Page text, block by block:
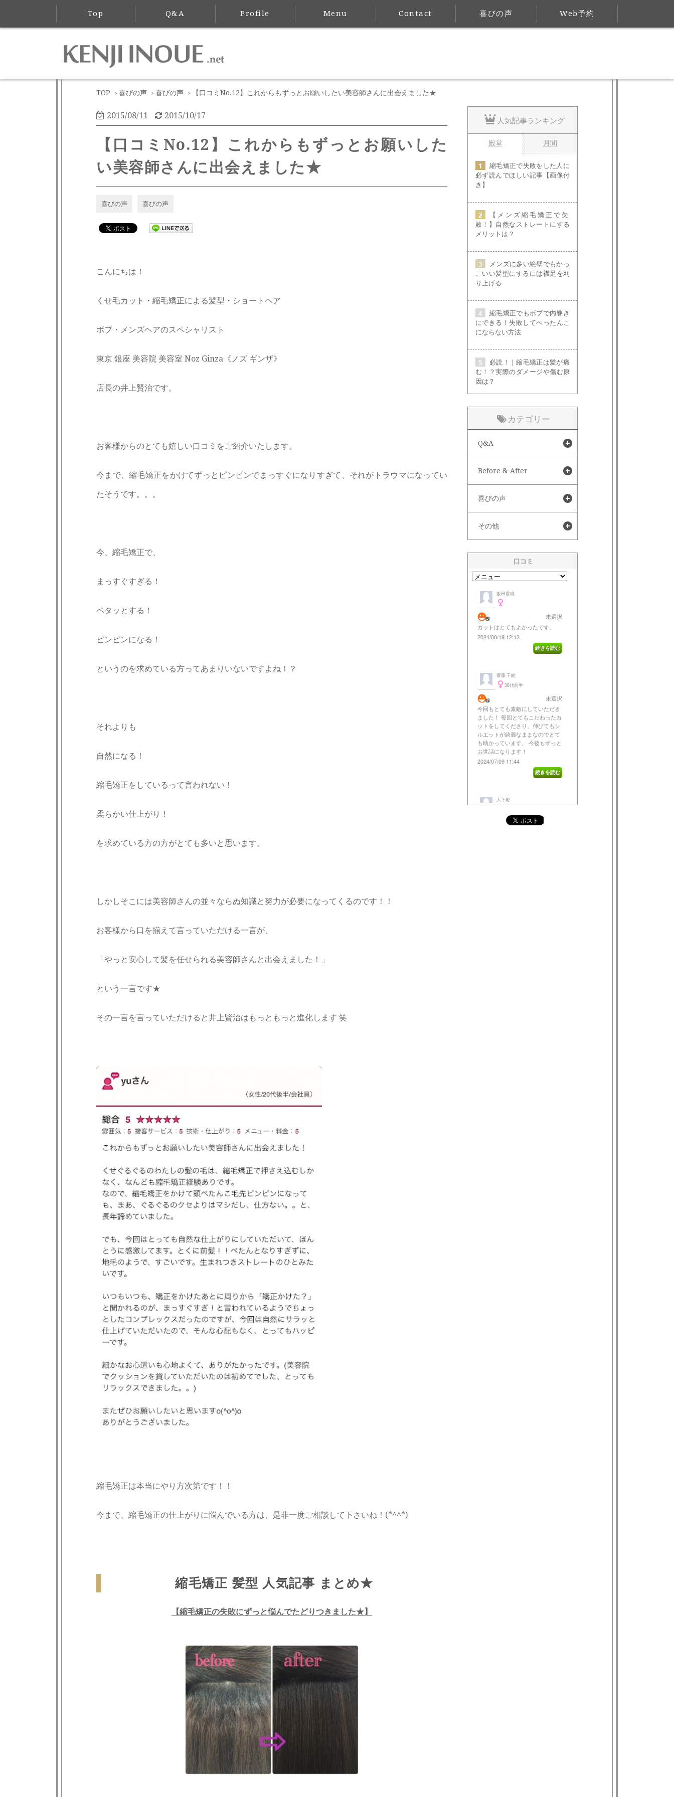
Top Q&A Profile Menu Contact 喜びの声 Web予約
TOP > 喜びの声 > 喜びの声 > 【口コミNo.12】これからもずっとお願いしたい美容師さんに出会えました★
2015/08/11 2015/10/17
【口コミNo.12】これからもずっとお願いした
い美容師さんに出会えました★
喜びの声 喜びの声
こんにちは！
くせ毛カット・縮毛矯正による髪型・ショートヘア
ボブ・メンズヘアのスペシャリスト
東京 銀座 美容院 美容室 Noz Ginza《ノズ ギンザ》
店長の井上賢治です。
お客様からのとても嬉しい口コミをご紹介いたします。
今まで、縮毛矯正をかけてずっとピンピンでまっすぐになりすぎて、それがトラウマになってい
たそうです。。。
今、縮毛矯正で、
まっすぐすぎる！
ペタッとする！
ピンピンになる！
というのを求めている方ってあまりいないですよね！？
それよりも
自然になる！
縮毛矯正をしているって言われない！
柔らかい仕上がり！
を求めている方の方がとても多いと思います。
しかしそこには美容師さんの並々ならぬ知識と努力が必要になってくるのです！！
お客様から口を揃えて言っていただける一言が、
「やっと安心して髪を任せられる美容師さんと出会えました！」
という一言です★
その一言を言っていただけると井上賢治はもっともっと進化します 笑
縮毛矯正は本当にやり方次第です！！
今まで、縮毛矯正の仕上がりに悩んでいる方は、是非一度ご相談して下さいね！(*^^*)
縮毛矯正 髪型 人気記事 まとめ★
【縮毛矯正の失敗にずっと悩んでたどりつきました★】
人気記事ランキング
殿堂 月間
縮毛矯正で失敗をした人に
必ず読んでほしい記事【画像付
き】
【メンズ縮毛矯正で失
敗！】自然なストレートにする
メリットは？
メンズに多い絶壁でもかっ
こいい髪型にするには襟足を刈
り上げる
縮毛矯正でもボブで内巻き
にできる！失敗してぺったんこ
にならない方法
必読！｜縮毛矯正は髪が痛
む！？実際のダメージや傷む原
因は？
カテゴリー
Q&A
Before & After
喜びの声
その他